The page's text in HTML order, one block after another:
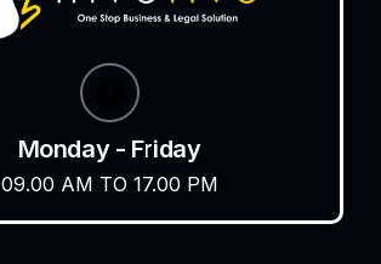
Monday - Friday
09.00 AM TO 17.00 PM